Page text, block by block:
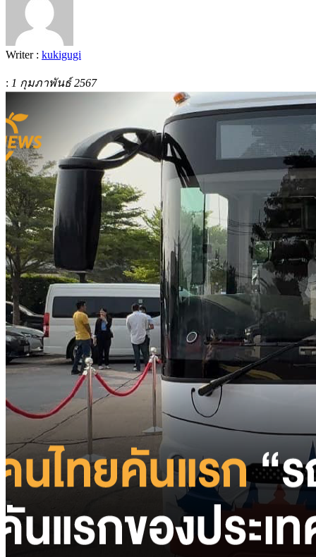
Writer : kukigugi
: 1 กุมภาพันธ์ 2567